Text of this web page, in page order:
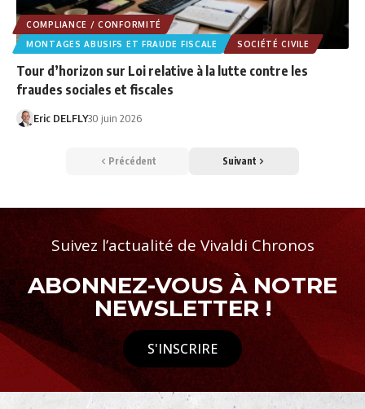
COMPLIANCE / CONFORMITÉ
MONTAGES ABUSIFS ET FRAUDE FISCALE
SOCIÉTÉ CIVILE
Tour d’horizon sur Loi relative à la lutte contre les
fraudes sociales et fiscales
Eric DELFLY30 juin 2026
Précédent Suivant
Suivez l’actualité de Vivaldi Chronos
ABONNEZ-VOUS À NOTRE
NEWSLETTER !
S'INSCRIRE